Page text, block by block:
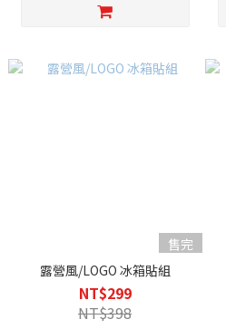
售完
露營風/LOGO 冰箱貼組
NT$299
NT$398